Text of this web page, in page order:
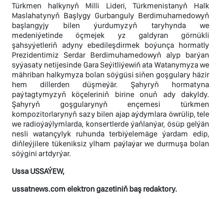
Türkmen halkynyň Milli Lideri, Türkmenistanyň Halk
Maslahatynyň Başlygy Gurbanguly Berdimuhamedowyň
başlangyjy bilen ýurdumyzyň taryhynda we
medeniýetinde öçmejek yz galdyran görnükli
şahsyýetleriň adyny ebedileşdirmek boýunça hormatly
Prezidentimiz Serdar Berdimuhamedowyň alyp barýan
syýasaty netijesinde Gara Seýitliýewiň ata Watanymyza we
mähriban halkymyza bolan söýgüsi siňen goşgulary häzir
hem dillerden düşmeýär. Şahyryň hormatyna
paýtagtymyzyň köçeleriniň birine onuň ady dakyldy.
Şahyryň goşgularynyň ençemesi türkmen
kompozitorlarynyň sazy bilen ajap aýdymlara öwrülip, tele
we radioýaýlymlarda, konsertlerde ýaňlanýar, ösüp gelýän
nesli watançylyk ruhunda terbiýelemäge ýardam edip,
diňleýjilere tükeniksiz ylham paýlaýar we durmuşa bolan
söýgini artdyrýar.
Ussa USSAÝEW,
ussatnews.com elektron gazetiniň baş redaktory.